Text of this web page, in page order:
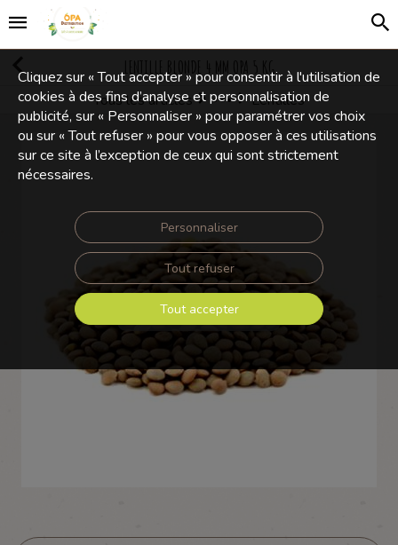
LENTILLE BLONDE 4 MM OPA 5 KG
Tous les articles
Légumes secs, céréales
Lentilles
Touchez pour zoomer
Cliquez sur « Tout accepter » pour consentir à l'utilisation de
cookies à des fins d’analyse et personnalisation de
publicité, sur « Personnaliser » pour paramétrer vos choix
ou sur « Tout refuser » pour vous opposer à ces utilisations
sur ce site à l’exception de ceux qui sont strictement
nécessaires.
Personnaliser
Tout refuser
Tout accepter